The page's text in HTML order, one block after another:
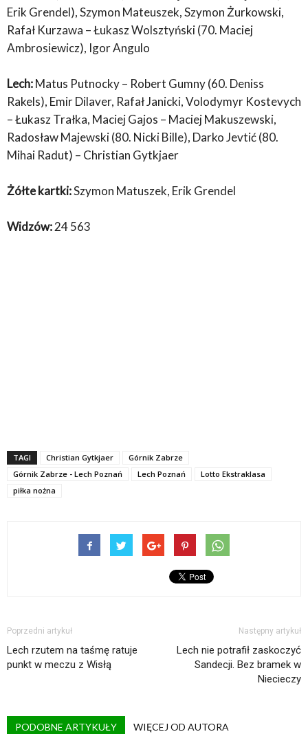
Erik Grendel), Szymon Mateuszek, Szymon Żurkowski,
Rafał Kurzawa – Łukasz Wolsztyński (70. Maciej
Ambrosiewicz), Igor Angulo
Lech:Matus Putnocky – Robert Gumny (60. Deniss
Rakels), Emir Dilaver, Rafał Janicki, Volodymyr Kostevych
– Łukasz Trałka, Maciej Gajos – Maciej Makuszewski,
Radosław Majewski (80. Nicki Bille), Darko Jevtić (80.
Mihai Radut) – Christian Gytkjaer
Żółte kartki:Szymon Matuszek, Erik Grendel
Widzów:24 563
TAGI Christian Gytkjaer
Górnik Zabrze
Górnik Zabrze - Lech Poznań
Lech Poznań
Lotto Ekstraklasa
piłka nożna
Poprzedni artykuł
Lech rzutem na taśmę ratuje
punkt w meczu z Wisłą
Następny artykuł
Lech nie potrafił zaskoczyć
Sandecji. Bez bramek w
Niecieczy
PODOBNE ARTYKUŁY WIĘCEJ OD AUTORA